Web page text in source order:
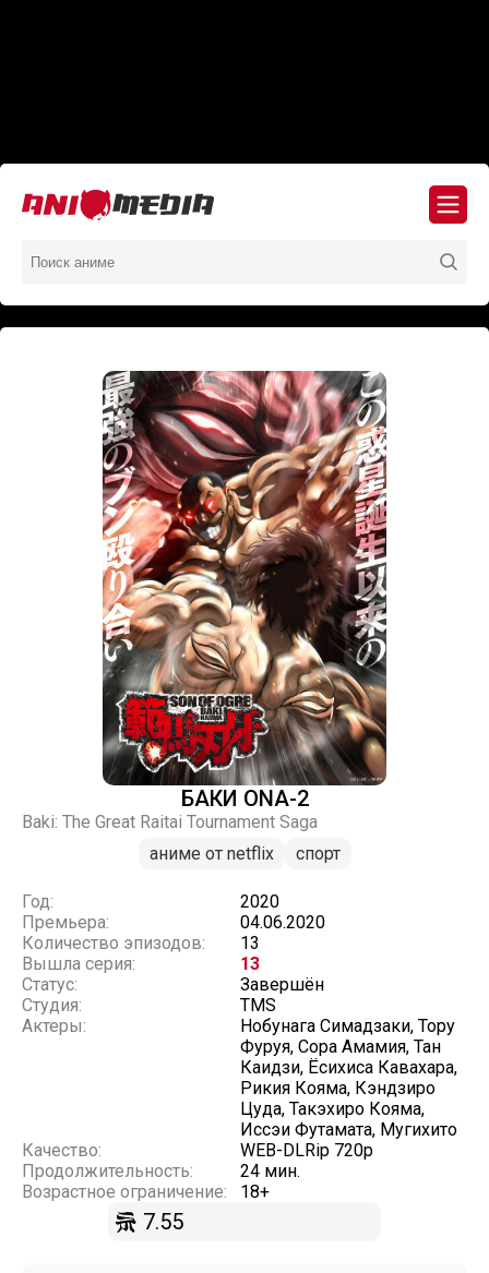
БАКИ ONA-2
Baki: The Great Raitai Tournament Saga
аниме от netflix
спорт
Год:
2020
Премьера:
04.06.2020
Количество эпизодов:
13
Вышла серия:
13
Статус:
Завершён
Студия:
TMS
Актеры:
Нобунага Симадзаки, Тору
Фуруя, Сора Амамия, Тан
Каидзи, Ёсихиса Кавахара,
Рикия Кояма, Кэндзиро
Цуда, Такэхиро Кояма,
Иссэи Футамата, Мугихито
Качество:
WEB-DLRip 720p
Продолжительность:
24 мин.
Возрастное ограничение:
18+
7.55